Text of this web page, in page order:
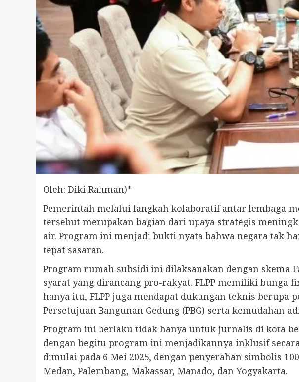
Oleh: Diki Rahman)*
Pemerintah melalui langkah kolaboratif antar lembaga
tersebut merupakan bagian dari upaya strategis
air. Program ini menjadi bukti nyata bahwa negara tak
tepat sasaran.
Program rumah subsidi ini dilaksanakan dengan skema
syarat yang dirancang pro-rakyat. FLPP memiliki bunga
hanya itu, FLPP juga mendapat dukungan teknis berupa
Persetujuan Bangunan Gedung (PBG) serta kemudahan
Program ini berlaku tidak hanya untuk jurnalis di kota
dengan begitu program ini menjadikannya inklusif
dimulai pada 6 Mei 2025, dengan penyerahan simbolis
Medan, Palembang, Makassar, Manado, dan Yogyakarta.